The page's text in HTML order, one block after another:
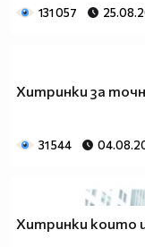
131 057
Хитринки за
31 544
Хитринки които